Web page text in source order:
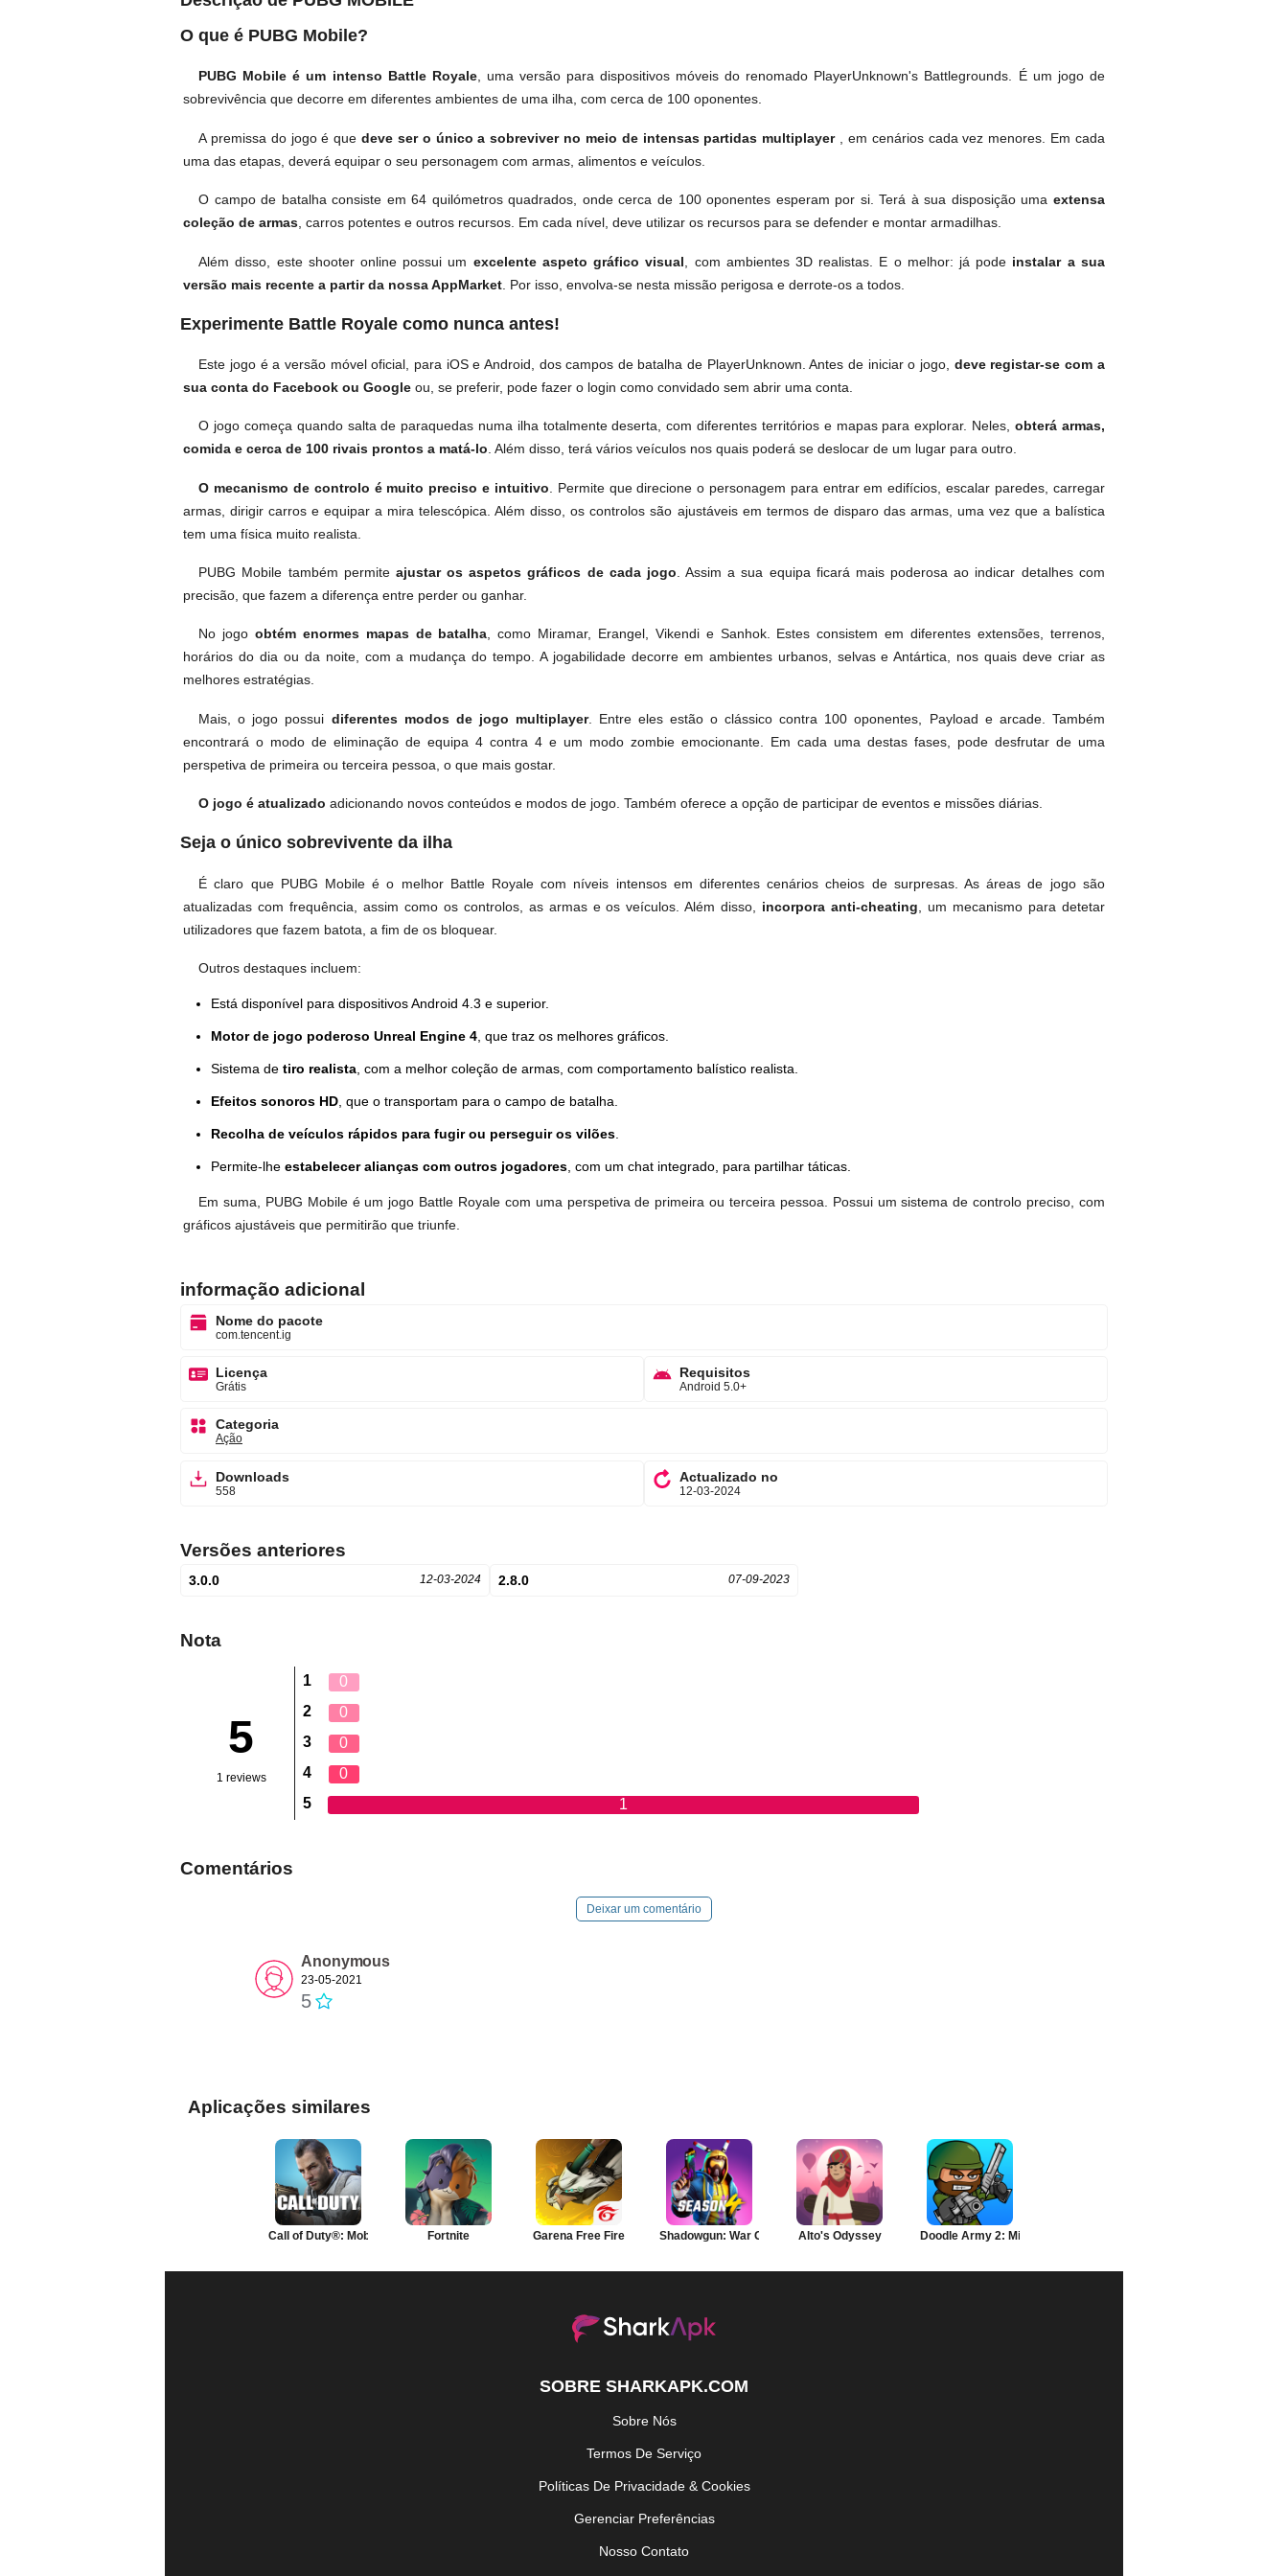
O que é PUBG Mobile?
PUBG Mobile é um intenso Battle Royale, uma versão para dispositivos móveis do renomado PlayerUnknown's Battlegrounds. É um jogo de
sobrevivência que decorre em diferentes ambientes de uma ilha, com cerca de 100 oponentes.
A premissa do jogo é quedeve ser o único a sobreviver no meio de intensas partidas multiplayer
, em cenários cada vez menores. Em cada
uma das etapas, deverá equipar o seu personagem com armas, alimentos e veículos.
O campo de batalha consiste em 64 quilómetros quadrados, onde cerca de 100 oponentes esperam por si. Terá à sua disposição uma extensa
coleção de armas , carros potentes e outros recursos. Em cada nível, deve utilizar os recursos para se defender e montar armadilhas.
Além disso, este shooter online possui um excelente aspeto gráfico visual , com ambientes 3D realistas. E o melhor: já pode instalar a sua
versão mais recente a partir da nossa AppMarket . Por isso, envolva-se nesta missão perigosa e derrote-os a todos.
Experimente Battle Royale como nunca antes!
Este jogo é a versão móvel oficial, para iOS e Android, dos campos de batalha de PlayerUnknown. Antes de iniciar o jogo, deve registar-se com a
sua conta do Facebook ou Google ou, se preferir, pode fazer o login como convidado sem abrir uma conta.
O jogo começa quando salta de paraquedas numa ilha totalmente deserta, com diferentes territórios e mapas para explorar. Neles, obterá armas,
comida e cerca de 100 rivais prontos a matá-lo. Além disso, terá vários veículos nos quais poderá se deslocar de um lugar para outro.
O mecanismo de controlo é muito preciso e intuitivo . Permite que direcione o personagem para entrar em edifícios, escalar paredes, carregar
armas, dirigir carros e equipar a mira telescópica. Além disso, os controlos são ajustáveis em termos de disparo das armas, uma vez que a balística
tem uma física muito realista.
PUBG Mobile também permite ajustar os aspetos gráficos de cada jogo . Assim a sua equipa ficará mais poderosa ao indicar detalhes com
precisão, que fazem a diferença entre perder ou ganhar.
No jogo obtém enormes mapas de batalha, como Miramar, Erangel, Vikendi e Sanhok. Estes consistem em diferentes extensões, terrenos,
horários do dia ou da noite, com a mudança do tempo. A jogabilidade decorre em ambientes urbanos, selvas e Antártica, nos quais deve criar as
melhores estratégias.
Mais, o jogo possui diferentes modos de jogo multiplayer. Entre eles estão o clássico contra 100 oponentes, Payload e arcade. Também
encontrará o modo de eliminação de equipa 4 contra 4 e um modo zombie emocionante. Em cada uma destas fases, pode desfrutar de uma
perspetiva de primeira ou terceira pessoa, o que mais gostar.
O jogo é atualizadoadicionando novos conteúdos e modos de jogo. Também oferece a opção de participar de eventos e missões diárias.
Seja o único sobrevivente da ilha
É claro que PUBG Mobile é o melhor Battle Royale com níveis intensos em diferentes cenários cheios de surpresas. As áreas de jogo são
atualizadas com frequência, assim como os controlos, as armas e os veículos. Além disso, incorpora anti-cheating , um mecanismo para detetar
utilizadores que fazem batota, a fim de os bloquear.
Outros destaques incluem:
Está disponível para dispositivos Android 4.3 e superior.
Motor de jogo poderoso Unreal Engine 4 , que traz os melhores gráficos.
Sistema de tiro realista , com a melhor coleção de armas, com comportamento balístico realista.
Efeitos sonoros HD , que o transportam para o campo de batalha.
Recolha de veículos rápidos para fugir ou perseguir os vilões
Permite-lhe estabelecer alianças com outros jogadores , com um chat integrado, para partilhar táticas.
Em suma, PUBG Mobile é um jogo Battle Royale com uma perspetiva de primeira ou terceira pessoa. Possui um sistema de controlo preciso, com
gráficos ajustáveis que permitirão que triunfe.
informação adicional
Nome do pacote
com.tencent.ig
Licença
Grátis
Requisitos
Android 5.0+
Categoria
Ação
Downloads
558
Actualizado no
12-03-2024
Versões anteriores
3.0.0 12-03-2024 2.8.0 07-09-2023
Nota
5
1 reviews
1
0
2
0
3
0
4
0
5
1
Comentários
Deixar um comentário
Anonymous
23-05-2021
5
Aplicações similares
Call of Duty®: Mobile Fortnite Garena Free Fire Shadowgun: War Games Alto's Odyssey Doodle Army 2: Mini Militia
SOBRE SHARKAPK.COM
Sobre Nós
Termos De Serviço
Políticas De Privacidade & Cookies
Gerenciar Preferências
Nosso Contato